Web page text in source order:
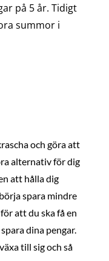
på 5 år. Tidigt
summor i
och göra att
alternativ för dig
att hålla dig
spara mindre
att du ska få en
dina pengar.
till sig och så